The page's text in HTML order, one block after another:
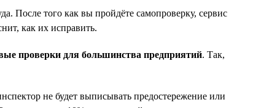
После того как вы пройдёте самопроверку, сервис
как их исправить.
проверки для большинства предприятий. Так,
не будет выписывать предостережение или